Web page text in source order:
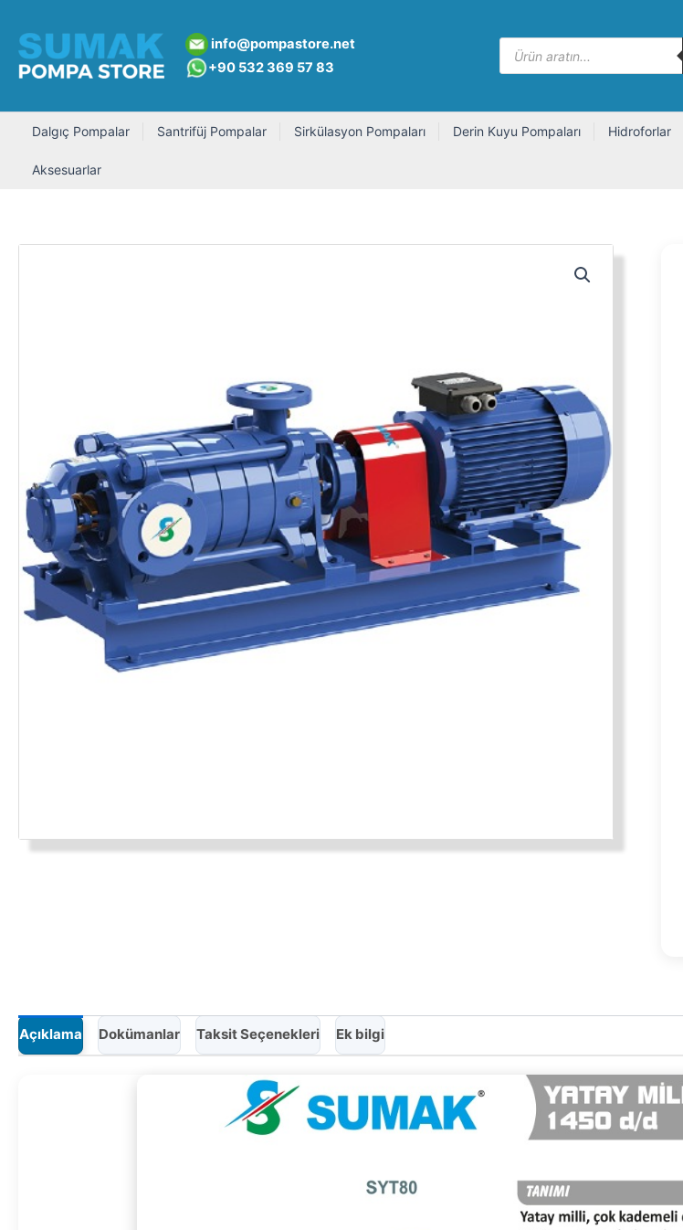
atla
info@pompastore.net
+90 532 369 57 83
search
Dalgıç Pompalar Santrifüj Pompalar Sirkülasyon Pompaları Derin Kuyu Pompaları Hidroforlar
Aksesuarlar
Açıklama Dokümanlar Taksit Seçenekleri Ek bilgi